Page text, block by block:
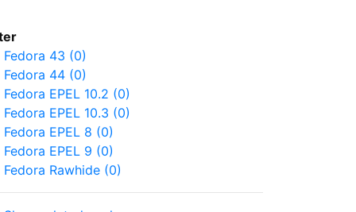
Fedora 43 (0)
Fedora 44 (0)
Fedora EPEL 10.2 (0)
Fedora EPEL 10.3 (0)
Fedora EPEL 8 (0)
Fedora EPEL 9 (0)
Fedora Rawhide (0)